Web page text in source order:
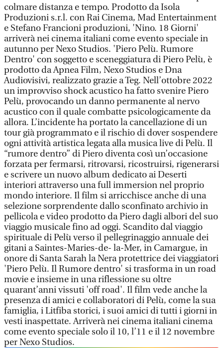
colmare distanza e tempo. Prodotto da Isola
Produzioni s.r.l. con Rai Cinema, Mad Entertainment
e Stefano Francioni produzioni, 'Nino. 18 Giorni'
arriverà nei cinema italiani come evento speciale in
autunno per Nexo Studios. 'Piero Pelù. Rumore
Dentro' con soggetto e sceneggiatura di Piero Pelù, è
prodotto da Apnea Film, Nexo Studios e Dna
Audiovisivi, realizzato grazie a Teg. Nell’ottobre 2022
un improvviso shock acustico ha fatto svenire Piero
Pelù, provocando un danno permanente al nervo
acustico con il quale combatte psicologicamente da
allora. L’incidente ha portato la cancellazione di un
tour già programmato e il rischio di dover sospendere
ogni attività artistica legata alla musica live di Pelù. Il
“rumore dentro” di Piero diventa così un’occasione
forzata per fermarsi, ritrovarsi, ricostruirsi, rigenerarsi
e scrivere un nuovo album dedicato ai Deserti
interiori attraverso una full immersion nel proprio
mondo interiore. Il film si arricchisce anche di una
selezione sorprendente dallo sconfinato archivio in
pellicola e video prodotto da Piero dagli albori del suo
viaggio musicale fino ad oggi. Scandito dal viaggio
spirituale di Pelù verso il pellegrinaggio annuale dei
gitani a Saintes-Maries-de- la-Mer, in Camargue, in
onore di Santa Sarah la Nera protettrice dei viaggiatori
'Piero Pelù. Il Rumore dentro' si trasforma in un road
movie e insieme in una riflessione su oltre
quarant’anni vissuti 'off road'. Il film vede anche la
presenza di amici e collaboratori di Pelù, come la sua
famiglia, i Litfiba storici, i suoi amici di tutti i giorni in
vesti inaspettate. Arriverà nei cinema italiani cinema
come evento speciale solo il 10, l’11 e il 12 novembre
per Nexo Studios.